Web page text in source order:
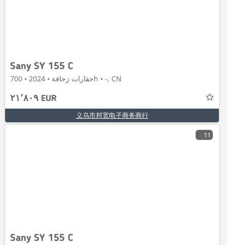
Sany SY 155 C
حفارات زحافة • 2024 • 700h • -, CN
٢١٬٨٠٩ EUR
义乌市邦宽电子商务商行
11
Sany SY 155 C